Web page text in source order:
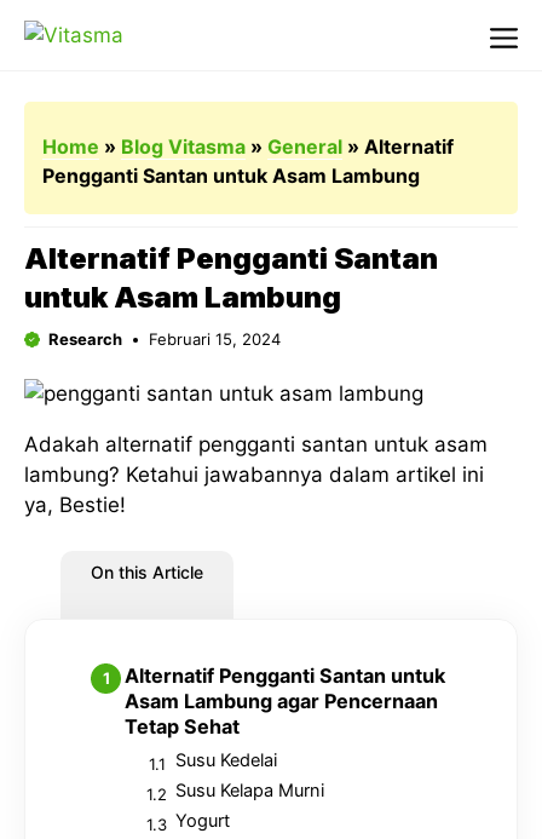
Home » Blog Vitasma » General » Alternatif
Pengganti Santan untuk Asam Lambung
Alternatif Pengganti Santan
untuk Asam Lambung
Research Februari 15, 2024
Adakah alternatif pengganti santan untuk asam
lambung? Ketahui jawabannya dalam artikel ini
ya, Bestie!
On this Article
Alternatif Pengganti Santan untuk
Asam Lambung agar Pencernaan
Tetap Sehat
Susu Kedelai
Susu Kelapa Murni
Yogurt